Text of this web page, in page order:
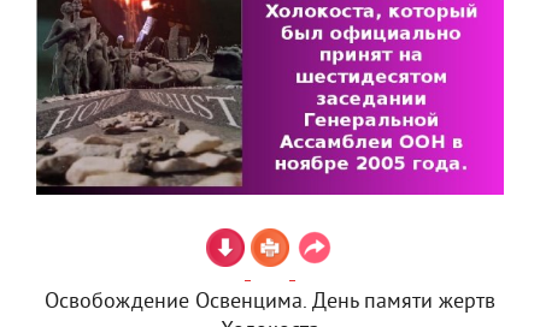
Освобождение Освенцима. День памяти жертв